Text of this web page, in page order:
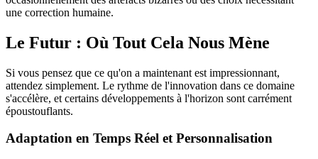
une correction humaine.
Le Futur : Où Tout Cela Nous Mène
Si vous pensez que ce qu'on a maintenant est impressionnant,
attendez simplement. Le rythme de l'innovation dans ce domaine
s'accélère, et certains développements à l'horizon sont carrément
époustouflants.
Adaptation en Temps Réel et Personnalisation